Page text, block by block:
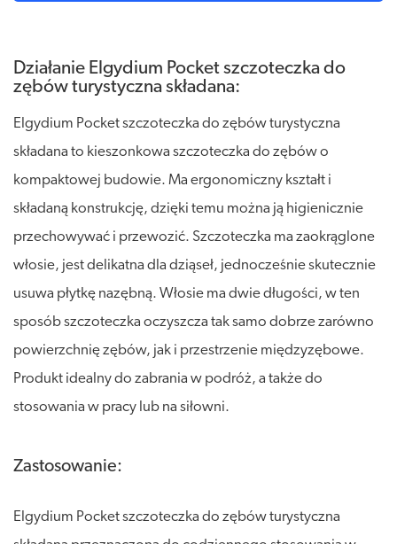
Działanie Elgydium Pocket szczoteczka do
zębów turystyczna składana:
Elgydium Pocket szczoteczka do zębów turystyczna
składana to kieszonkowa szczoteczka do zębów o
kompaktowej budowie. Ma ergonomiczny kształt i
składaną konstrukcję, dzięki temu można ją higienicznie
przechowywać i przewozić. Szczoteczka ma zaokrąglone
włosie, jest delikatna dla dziąseł, jednocześnie skutecznie
usuwa płytkę nazębną. Włosie ma dwie długości, w ten
sposób szczoteczka oczyszcza tak samo dobrze zarówno
powierzchnię zębów, jak i przestrzenie międzyzębowe.
Produkt idealny do zabrania w podróż, a także do
stosowania w pracy lub na siłowni.
Zastosowanie:
Elgydium Pocket szczoteczka do zębów turystyczna